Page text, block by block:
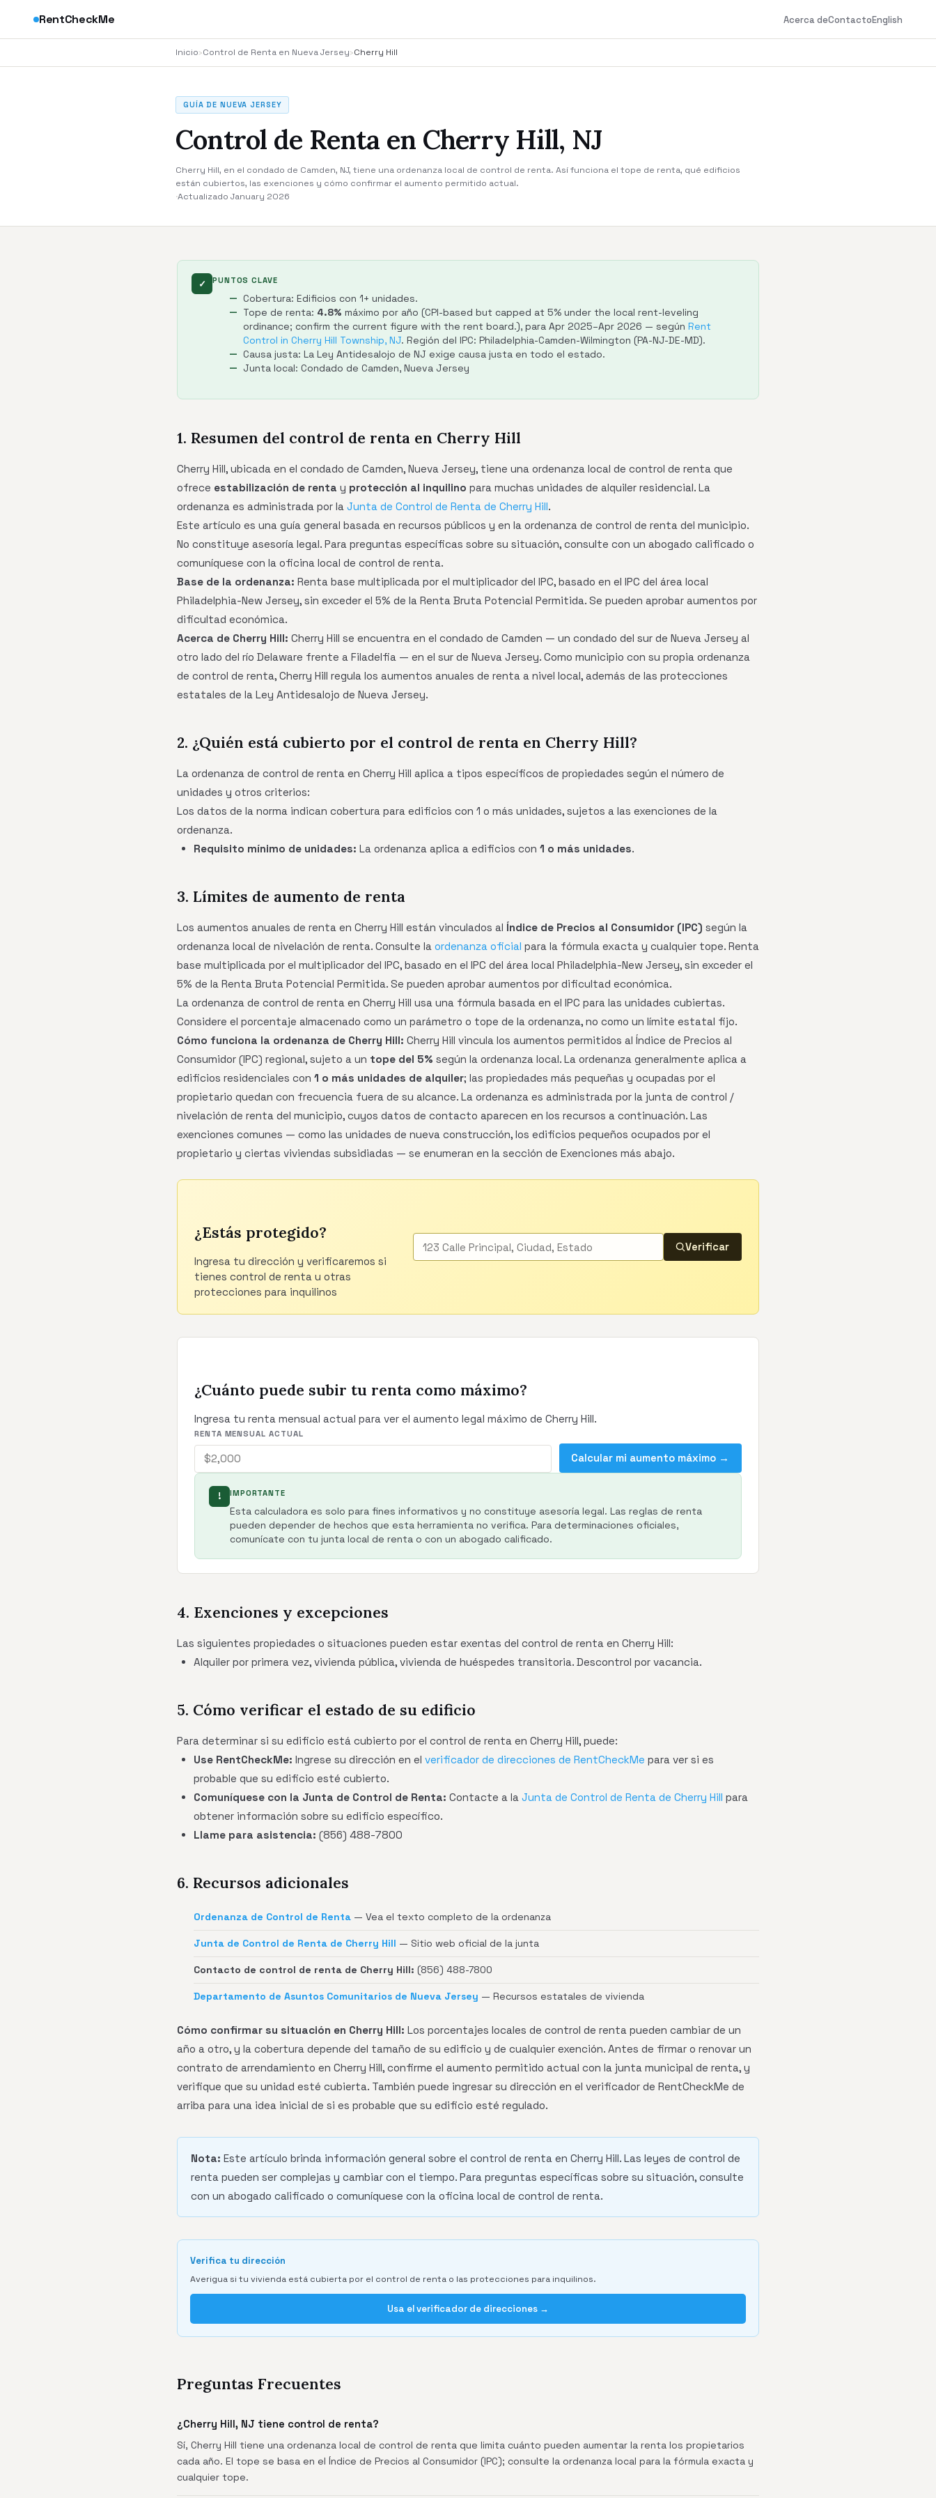
RentCheckMe Acerca deContactoEnglish
Inicio›Control de Renta en Nueva Jersey›Cherry Hill
GUÍA DE NUEVA JERSEY
Control de Renta en Cherry Hill, NJ
Cherry Hill, en el condado de Camden, NJ, tiene una ordenanza local de control de renta. Así funciona el tope de renta, qué edificios
están cubiertos, las exenciones y cómo confirmar el aumento permitido actual.
·Actualizado January 2026
✓ PUNTOS CLAVE
Cobertura: Edificios con 1+ unidades.
Tope de renta: 4.8% máximo por año (CPI-based but capped at 5% under the local rent-leveling
ordinance; confirm the current figure with the rent board.), para Apr 2025–Apr 2026 — según Rent
Control in Cherry Hill Township, NJ. Región del IPC: Philadelphia-Camden-Wilmington (PA-NJ-DE-MD).
Causa justa: La Ley Antidesalojo de NJ exige causa justa en todo el estado.
Junta local: Condado de Camden, Nueva Jersey
1. Resumen del control de renta en Cherry Hill
Cherry Hill, ubicada en el condado de Camden, Nueva Jersey, tiene una ordenanza local de control de renta que
ofrece estabilización de renta y protección al inquilino para muchas unidades de alquiler residencial. La
ordenanza es administrada por la Junta de Control de Renta de Cherry Hill.
Este artículo es una guía general basada en recursos públicos y en la ordenanza de control de renta del municipio.
No constituye asesoría legal. Para preguntas específicas sobre su situación, consulte con un abogado calificado o
comuníquese con la oficina local de control de renta.
Base de la ordenanza: Renta base multiplicada por el multiplicador del IPC, basado en el IPC del área local
Philadelphia-New Jersey, sin exceder el 5% de la Renta Bruta Potencial Permitida. Se pueden aprobar aumentos por
dificultad económica.
Acerca de Cherry Hill: Cherry Hill se encuentra en el condado de Camden — un condado del sur de Nueva Jersey al
otro lado del río Delaware frente a Filadelfia — en el sur de Nueva Jersey. Como municipio con su propia ordenanza
de control de renta, Cherry Hill regula los aumentos anuales de renta a nivel local, además de las protecciones
estatales de la Ley Antidesalojo de Nueva Jersey.
2. ¿Quién está cubierto por el control de renta en Cherry Hill?
La ordenanza de control de renta en Cherry Hill aplica a tipos específicos de propiedades según el número de
unidades y otros criterios:
Los datos de la norma indican cobertura para edificios con 1 o más unidades, sujetos a las exenciones de la
ordenanza.
Requisito mínimo de unidades: La ordenanza aplica a edificios con 1 o más unidades.
3. Límites de aumento de renta
Los aumentos anuales de renta en Cherry Hill están vinculados al Índice de Precios al Consumidor (IPC) según la
ordenanza local de nivelación de renta. Consulte la ordenanza oficial para la fórmula exacta y cualquier tope. Renta
base multiplicada por el multiplicador del IPC, basado en el IPC del área local Philadelphia-New Jersey, sin exceder el
5% de la Renta Bruta Potencial Permitida. Se pueden aprobar aumentos por dificultad económica.
La ordenanza de control de renta en Cherry Hill usa una fórmula basada en el IPC para las unidades cubiertas.
Considere el porcentaje almacenado como un parámetro o tope de la ordenanza, no como un límite estatal fijo.
Cómo funciona la ordenanza de Cherry Hill: Cherry Hill vincula los aumentos permitidos al Índice de Precios al
Consumidor (IPC) regional, sujeto a un tope del 5% según la ordenanza local. La ordenanza generalmente aplica a
edificios residenciales con 1 o más unidades de alquiler; las propiedades más pequeñas y ocupadas por el
propietario quedan con frecuencia fuera de su alcance. La ordenanza es administrada por la junta de control /
nivelación de renta del municipio, cuyos datos de contacto aparecen en los recursos a continuación. Las
exenciones comunes — como las unidades de nueva construcción, los edificios pequeños ocupados por el
propietario y ciertas viviendas subsidiadas — se enumeran en la sección de Exenciones más abajo.
¿Estás protegido?
Ingresa tu dirección y verificaremos si
tienes control de renta u otras
protecciones para inquilinos
Verificar
¿Cuánto puede subir tu renta como máximo?
Ingresa tu renta mensual actual para ver el aumento legal máximo de Cherry Hill.
RENTA MENSUAL ACTUAL
Calcular mi aumento máximo →
! IMPORTANTE
Esta calculadora es solo para fines informativos y no constituye asesoría legal. Las reglas de renta
pueden depender de hechos que esta herramienta no verifica. Para determinaciones oficiales,
comunícate con tu junta local de renta o con un abogado calificado.
4. Exenciones y excepciones
Las siguientes propiedades o situaciones pueden estar exentas del control de renta en Cherry Hill:
Alquiler por primera vez, vivienda pública, vivienda de huéspedes transitoria. Descontrol por vacancia.
5. Cómo verificar el estado de su edificio
Para determinar si su edificio está cubierto por el control de renta en Cherry Hill, puede:
Use RentCheckMe: Ingrese su dirección en el verificador de direcciones de RentCheckMe para ver si es
probable que su edificio esté cubierto.
Comuníquese con la Junta de Control de Renta: Contacte a la Junta de Control de Renta de Cherry Hill para
obtener información sobre su edificio específico.
Llame para asistencia: (856) 488-7800
6. Recursos adicionales
Ordenanza de Control de Renta — Vea el texto completo de la ordenanza
Junta de Control de Renta de Cherry Hill — Sitio web oficial de la junta
Contacto de control de renta de Cherry Hill: (856) 488-7800
Departamento de Asuntos Comunitarios de Nueva Jersey — Recursos estatales de vivienda
Cómo confirmar su situación en Cherry Hill: Los porcentajes locales de control de renta pueden cambiar de un
año a otro, y la cobertura depende del tamaño de su edificio y de cualquier exención. Antes de firmar o renovar un
contrato de arrendamiento en Cherry Hill, confirme el aumento permitido actual con la junta municipal de renta, y
verifique que su unidad esté cubierta. También puede ingresar su dirección en el verificador de RentCheckMe de
arriba para una idea inicial de si es probable que su edificio esté regulado.
Nota: Este artículo brinda información general sobre el control de renta en Cherry Hill. Las leyes de control de
renta pueden ser complejas y cambiar con el tiempo. Para preguntas específicas sobre su situación, consulte
con un abogado calificado o comuníquese con la oficina local de control de renta.
Verifica tu dirección
Averigua si tu vivienda está cubierta por el control de renta o las protecciones para inquilinos.
Usa el verificador de direcciones →
Preguntas Frecuentes
¿Cherry Hill, NJ tiene control de renta?
Sí, Cherry Hill tiene una ordenanza local de control de renta que limita cuánto pueden aumentar la renta los propietarios
cada año. El tope se basa en el Índice de Precios al Consumidor (IPC); consulte la ordenanza local para la fórmula exacta y
cualquier tope.